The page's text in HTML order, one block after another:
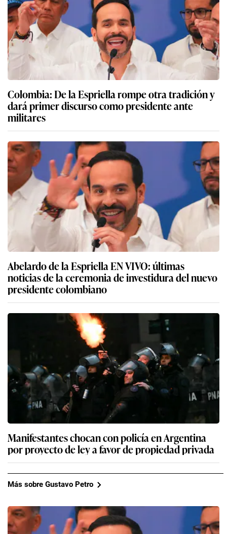
Colombia: De la Espriella rompe otra tradición y
dará primer discurso como presidente ante
militares
Abelardo de la Espriella EN VIVO: últimas
noticias de la ceremonia de investidura del nuevo
presidente colombiano
Manifestantes chocan con policía en Argentina
por proyecto de ley a favor de propiedad privada
Más sobre Gustavo Petro